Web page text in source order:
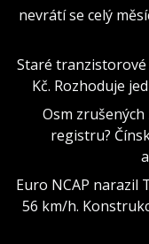
nevrátí se celý
Staré tranzistorové
Kč. Rozhoduje
Osm
registru?
Euro NCAP narazil
56 km/h.